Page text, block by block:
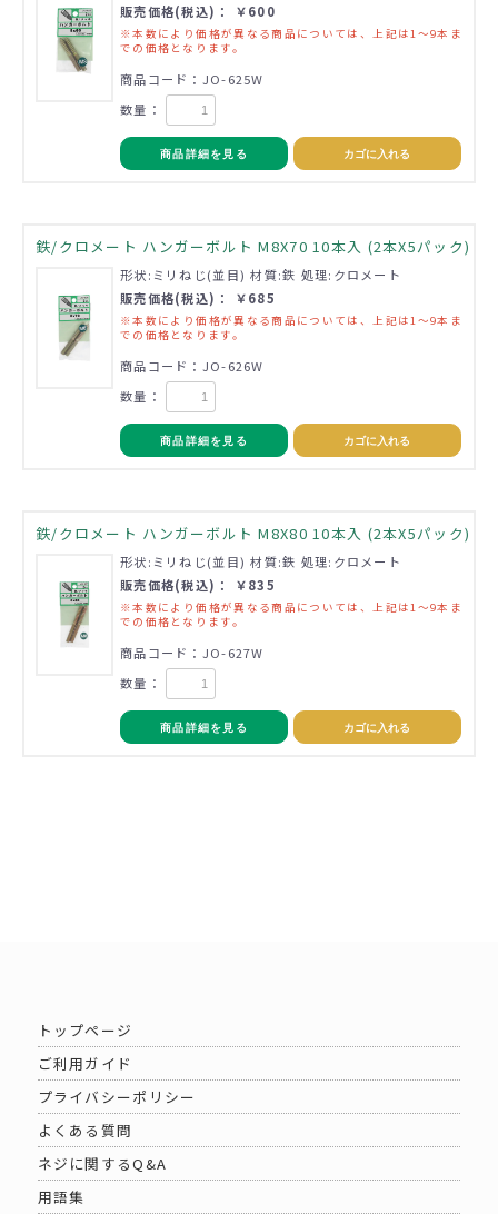
販売価格(税込)： ￥600
※本数により価格が異なる商品については、上記は1～9本ま
での価格となります。
商品コード：JO-625W
数量：
商品詳細を見る カゴに入れる
鉄/クロメート ハンガーボルト M8X70 10本入 (2本X5パック)
形状:ミリねじ(並目) 材質:鉄 処理:クロメート
販売価格(税込)： ￥685
※本数により価格が異なる商品については、上記は1～9本ま
での価格となります。
商品コード：JO-626W
数量：
商品詳細を見る カゴに入れる
鉄/クロメート ハンガーボルト M8X80 10本入 (2本X5パック)
形状:ミリねじ(並目) 材質:鉄 処理:クロメート
販売価格(税込)： ￥835
※本数により価格が異なる商品については、上記は1～9本ま
での価格となります。
商品コード：JO-627W
数量：
商品詳細を見る カゴに入れる
トップページ
ご利用ガイド
プライバシーポリシー
よくある質問
ネジに関するQ&A
用語集